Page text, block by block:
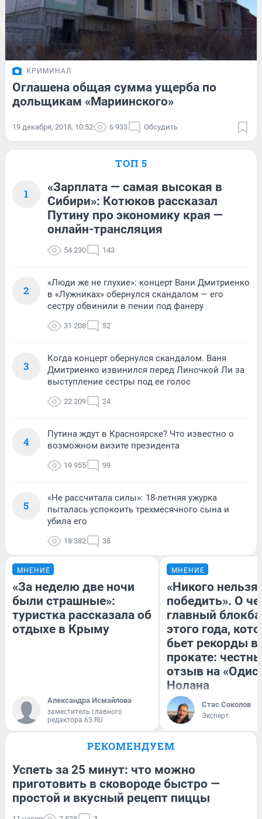
КРИМИНАЛ
Оглашена общая сумма ущерба по
дольщикам «Мариинского»
19 декабря, 2018, 10:52 6 933 Обсудить
ТОП 5
1
«Зарплата — самая высокая в
Сибири»: Котюков рассказал
Путину про экономику края —
онлайн-трансляция
54 230 143
2
«Люди же не глухие»: концерт Вани Дмитриенко
в «Лужниках» обернулся скандалом — его
сестру обвинили в пении под фанеру
31 208 52
3
Когда концерт обернулся скандалом. Ваня
Дмитриенко извинился перед Линочкой Ли за
выступление сестры под ее голос
22 209 24
4
Путина ждут в Красноярске? Что известно о
возможном визите президента
19 955 99
5
«Не рассчитала силы»: 18-летняя ужурка
пыталась успокоить трехмесячного сына и
убила его
18 382 38
МНЕНИЕ
«За неделю две ночи
были страшные»:
туристка рассказала об
отдыхе в Крыму
Александра Исмайлова
заместитель главного
редактора 63.RU
МНЕНИЕ
«Никого нельзя
победить». О
главный
этого года,
бьет рекорды в
прокате:
отзыв на
Нолана
Стас Соколов
Эксперт
РЕКОМЕНДУЕМ
Успеть за 25 минут: что можно
приготовить в сковороде быстро —
простой и вкусный рецепт пиццы